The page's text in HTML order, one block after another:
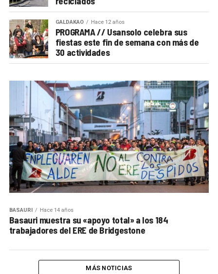
GALDAKAO Hace 12 años
PROGRAMA // Usansolo celebra sus
fiestas este fin de semana con más de
30 actividades
BASAURI Hace 14 años
Basauri muestra su «apoyo total» a los 184
trabajadores del ERE de Bridgestone
MÁS NOTICIAS